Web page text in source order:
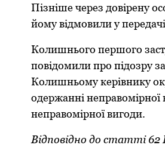
Пізніше через довірену
йому відмовили у
Колишнього першого
повідомили про підозру
Колишньому керівнику
одержанні неправомірної
неправомірної вигоди.
Відповідно до статті 62